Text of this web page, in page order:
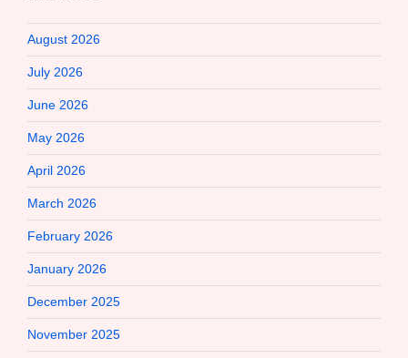
August 2026
July 2026
June 2026
May 2026
April 2026
March 2026
February 2026
January 2026
December 2025
November 2025